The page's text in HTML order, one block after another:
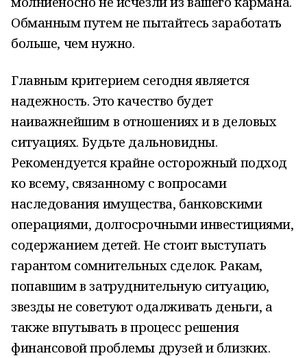
Обманным путем не пытайтесь заработать
больше, чем нужно.
Главным критерием сегодня является
надежность. Это качество будет
наиважнейшим в отношениях и в деловых
ситуациях. Будьте дальновидны.
Рекомендуется крайне осторожный подход
ко всему, связанному с вопросами
наследования имущества, банковскими
операциями, долгосрочными инвестициями,
содержанием детей. Не стоит выступать
гарантом сомнительных сделок. Ракам,
попавшим в затруднительную ситуацию,
звезды не советуют одалживать деньги, а
также впутывать в процесс решения
финансовой проблемы друзей и близких.